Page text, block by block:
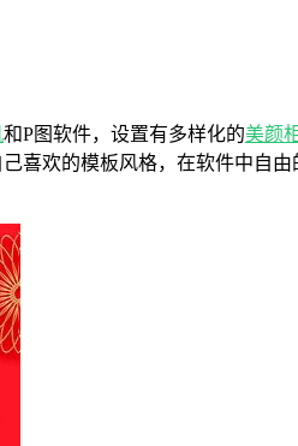
和P图软件，设置有多样化的美颜
喜欢的模板风格，在软件中自